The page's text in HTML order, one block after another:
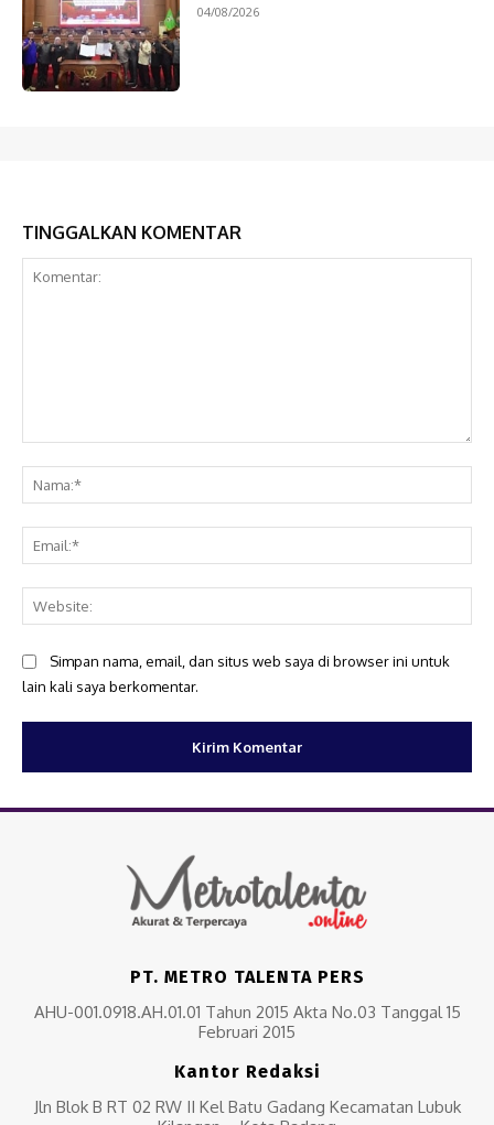
04/08/2026
TINGGALKAN KOMENTAR
Simpan nama, email, dan situs web saya di browser ini untuk
lain kali saya berkomentar.
PT. METRO TALENTA PERS
AHU-001.0918.AH.01.01 Tahun 2015 Akta No.03 Tanggal 15
Februari 2015
Kantor Redaksi
Jln Blok B RT 02 RW II Kel Batu Gadang Kecamatan Lubuk